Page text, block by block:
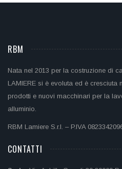
RBM
Nata nel 2013 per la costruzione di
LAMIERE si è evoluta ed è cresciuta
prodotti e nuovi macchinari per la
alluminio.
RBM Lamiere S.r.l. – P.IVA
CONTATTI